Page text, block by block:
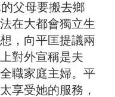
父母要搬去鄉
在大都會獨立生
，向平匡提議兩
對外宣稱是夫
職家庭主婦。平
享受她的服務，